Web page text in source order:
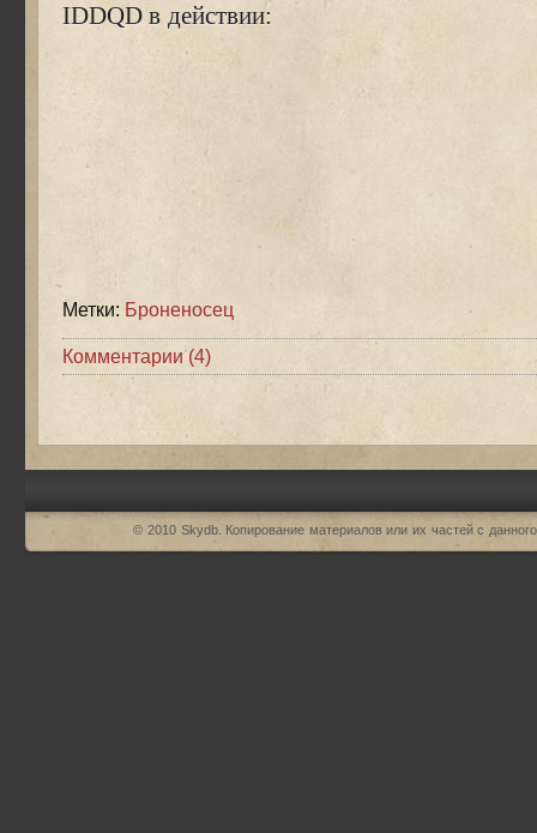
IDDQD в действии:
Метки: Броненосец
Комментарии (4)
© 2010 Skydb. Копирование материалов или их частей с